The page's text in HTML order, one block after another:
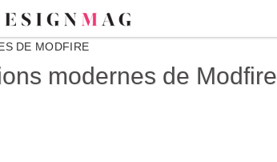
DE MODFIRE
modernes de Modfire